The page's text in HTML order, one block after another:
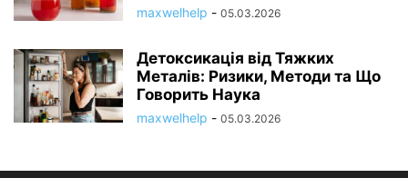
maxwelhelp - 05.03.2026
Детоксикація від Тяжких
Металів: Ризики, Методи та Що
Говорить Наука
maxwelhelp - 05.03.2026